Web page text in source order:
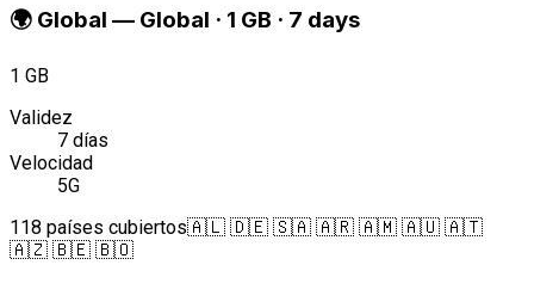
🌍 Global — Global · 1 GB · 7 days
1 GB
Validez
7 días
Velocidad
5G
118 países cubiertos🇦🇱 🇩🇪 🇸🇦 🇦🇷 🇦🇲 🇦🇺 🇦🇹
🇦🇿 🇧🇪 🇧🇴